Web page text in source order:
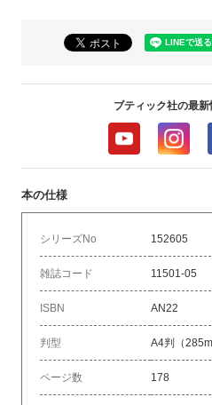
ブティック社の最新
本の仕様
シリーズNo 152605
雑誌コード 11501-05
ISBN AN22
判型 A4判（
ページ数 178